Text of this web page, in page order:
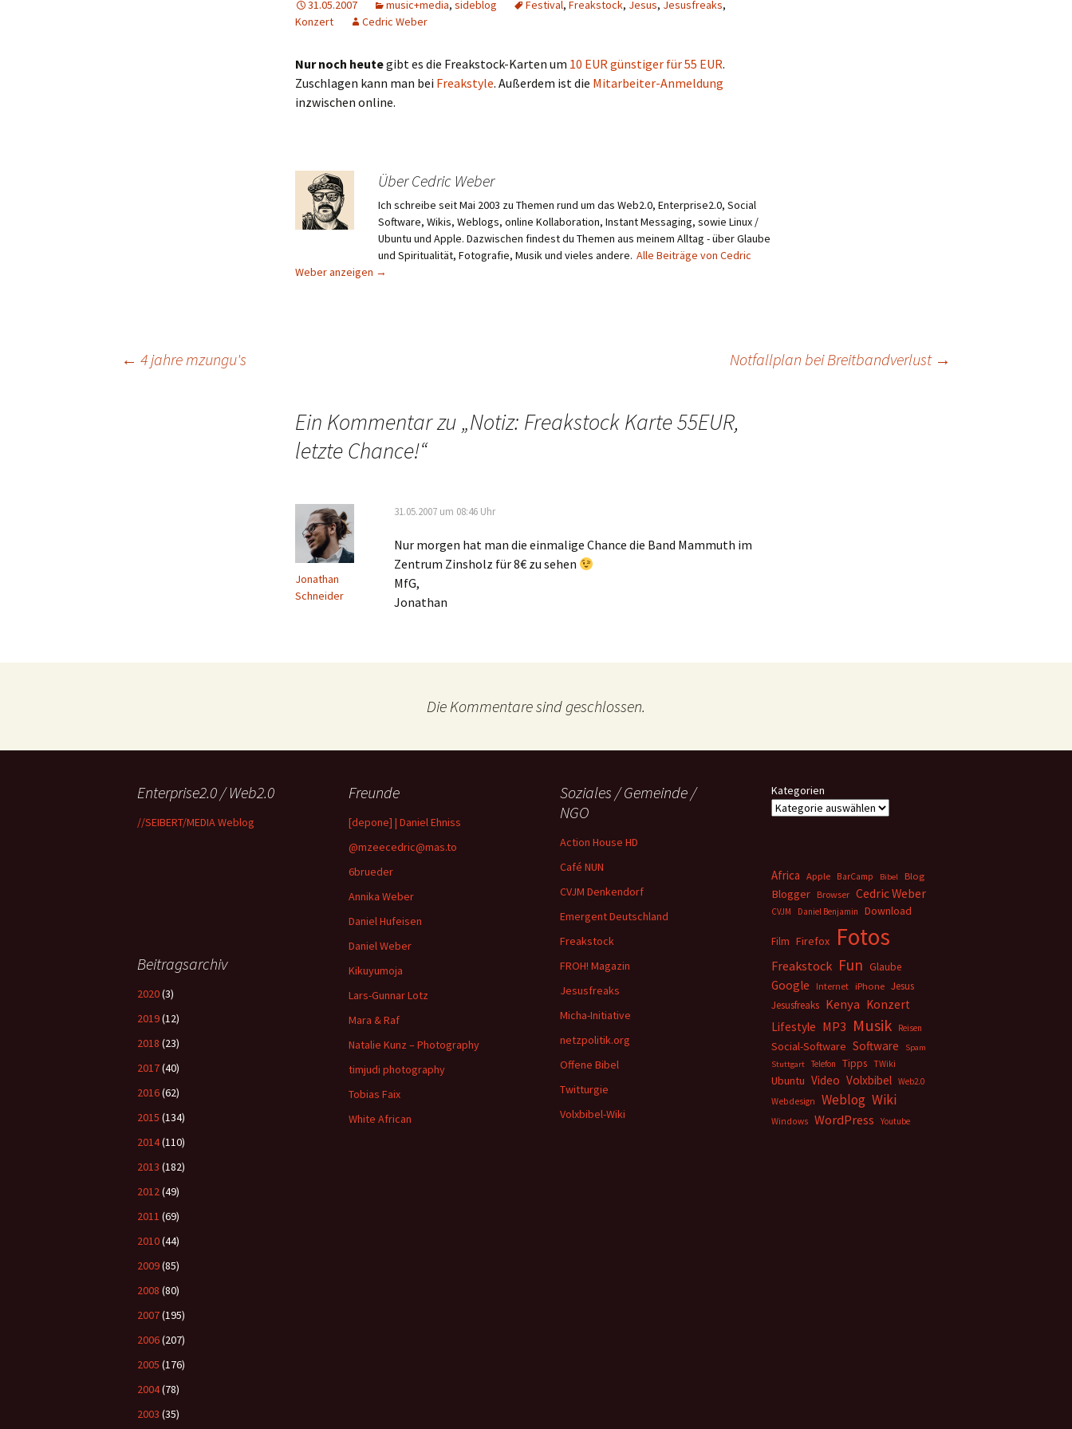
31.05.2007 music+media, sideblog Festival, Freakstock, Jesus, Jesusfreaks,
Konzert
Cedric Weber
Nur noch heutegibt es die Freakstock-Karten um 10 EUR günstiger für 55 EUR.
Zuschlagen kann man bei Freakstyle. Außerdem ist die Mitarbeiter-Anmeldung
inzwischen online.
Über Cedric Weber
Ich schreibe seit Mai 2003 zu Themen rund um das Web2.0, Enterprise2.0, Social
Software, Wikis, Weblogs, online Kollaboration, Instant Messaging, sowie Linux /
Ubuntu und Apple. Dazwischen findest du Themen aus meinem Alltag - über Glaube
und Spiritualität, Fotografie, Musik und vieles andere. Alle Beiträge von Cedric
Weber anzeigen →
Beitragsnavigation
← 4 jahre mzungu's Notfallplan bei Breitbandverlust →
Ein Kommentar zu „Notiz: Freakstock Karte 55EUR,
letzte Chance!“
Jonathan
Schneider
31.05.2007 um 08:46 Uhr
Nur morgen hat man die einmalige Chance die Band Mammuth im
Zentrum Zinsholz für 8€ zu sehen
MfG,
Jonathan
Die Kommentare sind geschlossen.
Enterprise2.0 / Web2.0
//SEIBERT/MEDIA Weblog
Freunde
[depone] | Daniel Ehniss
@mzeecedric@mas.to
6brueder
Annika Weber
Daniel Hufeisen
Daniel Weber
Kikuyumoja
Lars-Gunnar Lotz
Mara & Raf
Natalie Kunz – Photography
timjudi photography
Tobias Faix
White African
Soziales / Gemeinde /
NGO
Action House HD
Café NUN
CVJM Denkendorf
Emergent Deutschland
Freakstock
FROH! Magazin
Jesusfreaks
Micha-Initiative
netzpolitik.org
Offene Bibel
Twitturgie
Volxbibel-Wiki
Kategorien
Africa Apple BarCamp Bibel Blog
Blogger Browser Cedric Weber
CVJM Daniel Benjamin Download
Film Firefox Fotos
Freakstock Fun Glaube
Google Internet iPhone Jesus
Jesusfreaks Kenya Konzert
Lifestyle MP3 Musik Reisen
Social-Software Software
Spam
Stuttgart
Telefon Tipps TWiki
Ubuntu Video Volxbibel Web2.0
Webdesign
Weblog Wiki
Windows WordPress Youtube
Beitragsarchiv
2020(3)
2019(12)
2018 (23)
2017(40)
2016(62)
2015 (134)
2014(110)
2013 (182)
2012(49)
2011 (69)
2010(44)
2009(85)
2008 (80)
2007(195)
2006(207)
2005 (176)
2004(78)
2003 (35)